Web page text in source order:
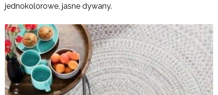
jednokolorowe, jasne dywany.